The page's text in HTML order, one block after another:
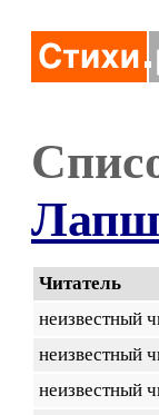
Читатель
неизвестный
неизвестный
неизвестный